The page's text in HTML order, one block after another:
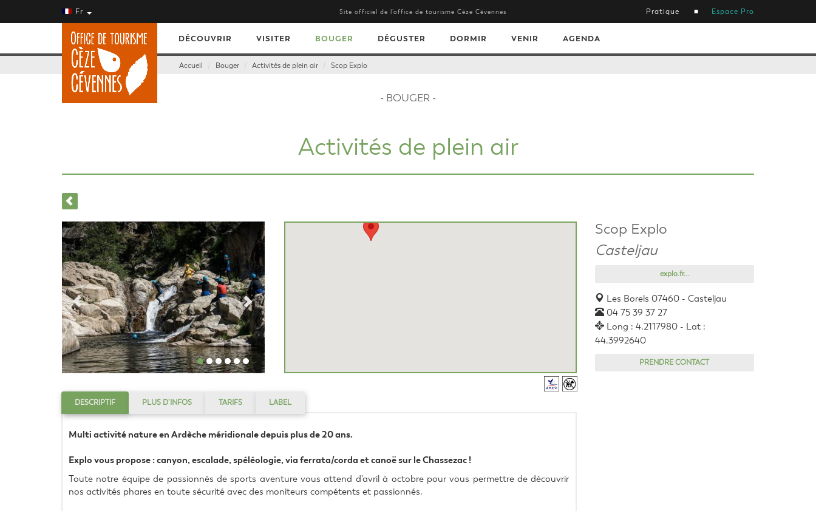
Fr Site officiel de l’office de tourisme Cèze Cévennes Pratique Espace Pro
DÉCOUVRIR VISITER BOUGER DÉGUSTER DORMIR VENIR AGENDA
Accueil Bouger Activités de plein air Scop Explo
- BOUGER -
Activités de plein air
Scop Explo
Casteljau
explo.fr...
Les Borels 07460 - Casteljau
04 75 39 37 27
Long : 4.2117980 - Lat :
44.3992640
PRENDRE CONTACT
DESCRIPTIF PLUS D’INFOS TARIFS LABEL
Multi activité nature en Ardèche méridionale depuis plus de 20 ans.
Explo vous propose : canyon, escalade, spéléologie, via ferrata/corda et canoë sur le Chassezac !
Toute notre équipe de passionnés de sports aventure vous attend d'avril à octobre pour vous permettre de découvrir
nos activités phares en toute sécurité avec des moniteurs compétents et passionnés.